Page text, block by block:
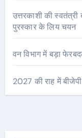
उत्तरकाशी की
पुरस्कार के लिय चयन
वन विभाग में बड़ा
2027 की राह में